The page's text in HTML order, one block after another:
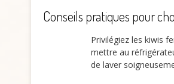
Conseils pratiques pour
Privilégiez les kiwis
mettre au
de laver